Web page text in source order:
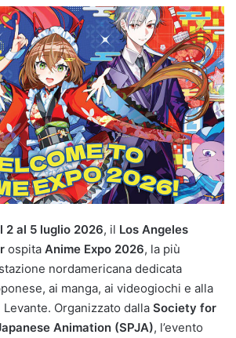
2 al 5 luglio 2026, il Los Angeles
ospita Anime Expo 2026, la più
nordamericana dedicata
ai manga, ai videogiochi e alla
Organizzato dalla Society for
Animation (SPJA), l’evento